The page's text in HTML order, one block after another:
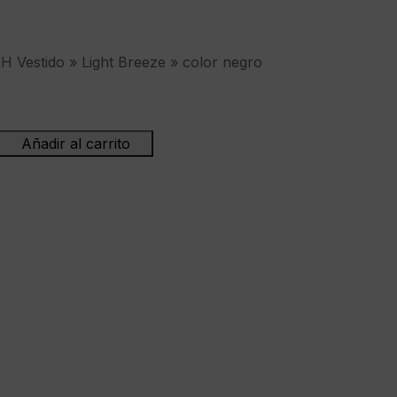
Vestido » Light Breeze » color negro
Añadir al carrito